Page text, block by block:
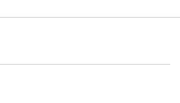
一般基準（2.0）の約2.8倍の抗菌力があり